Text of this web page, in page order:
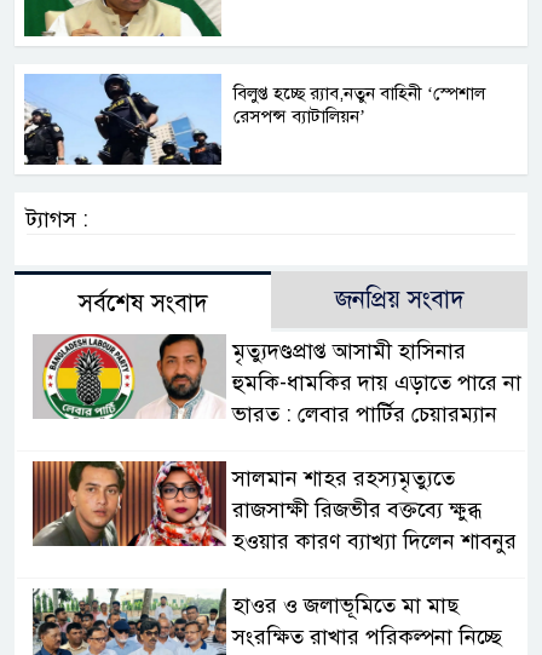
বিলুপ্ত হচ্ছে র‍্যাব,নতুন বাহিনী ‘স্পেশাল
রেসপন্স ব্যাটালিয়ন’
ট্যাগস :
সর্বশেষ সংবাদ জনপ্রিয় সংবাদ
মৃত্যুদণ্ডপ্রাপ্ত আসামী হাসিনার
হুমকি-ধামকির দায় এড়াতে পারে না
ভারত : লেবার পার্টির চেয়ারম্যান
সালমান শাহর রহস্যমৃত্যুতে
রাজসাক্ষী রিজভীর বক্তব্যে ক্ষুব্ধ
হওয়ার কারণ ব্যাখ্যা দিলেন শাবনুর
হাওর ও জলাভূমিতে মা মাছ
সংরক্ষিত রাখার পরিকল্পনা নিচ্ছে